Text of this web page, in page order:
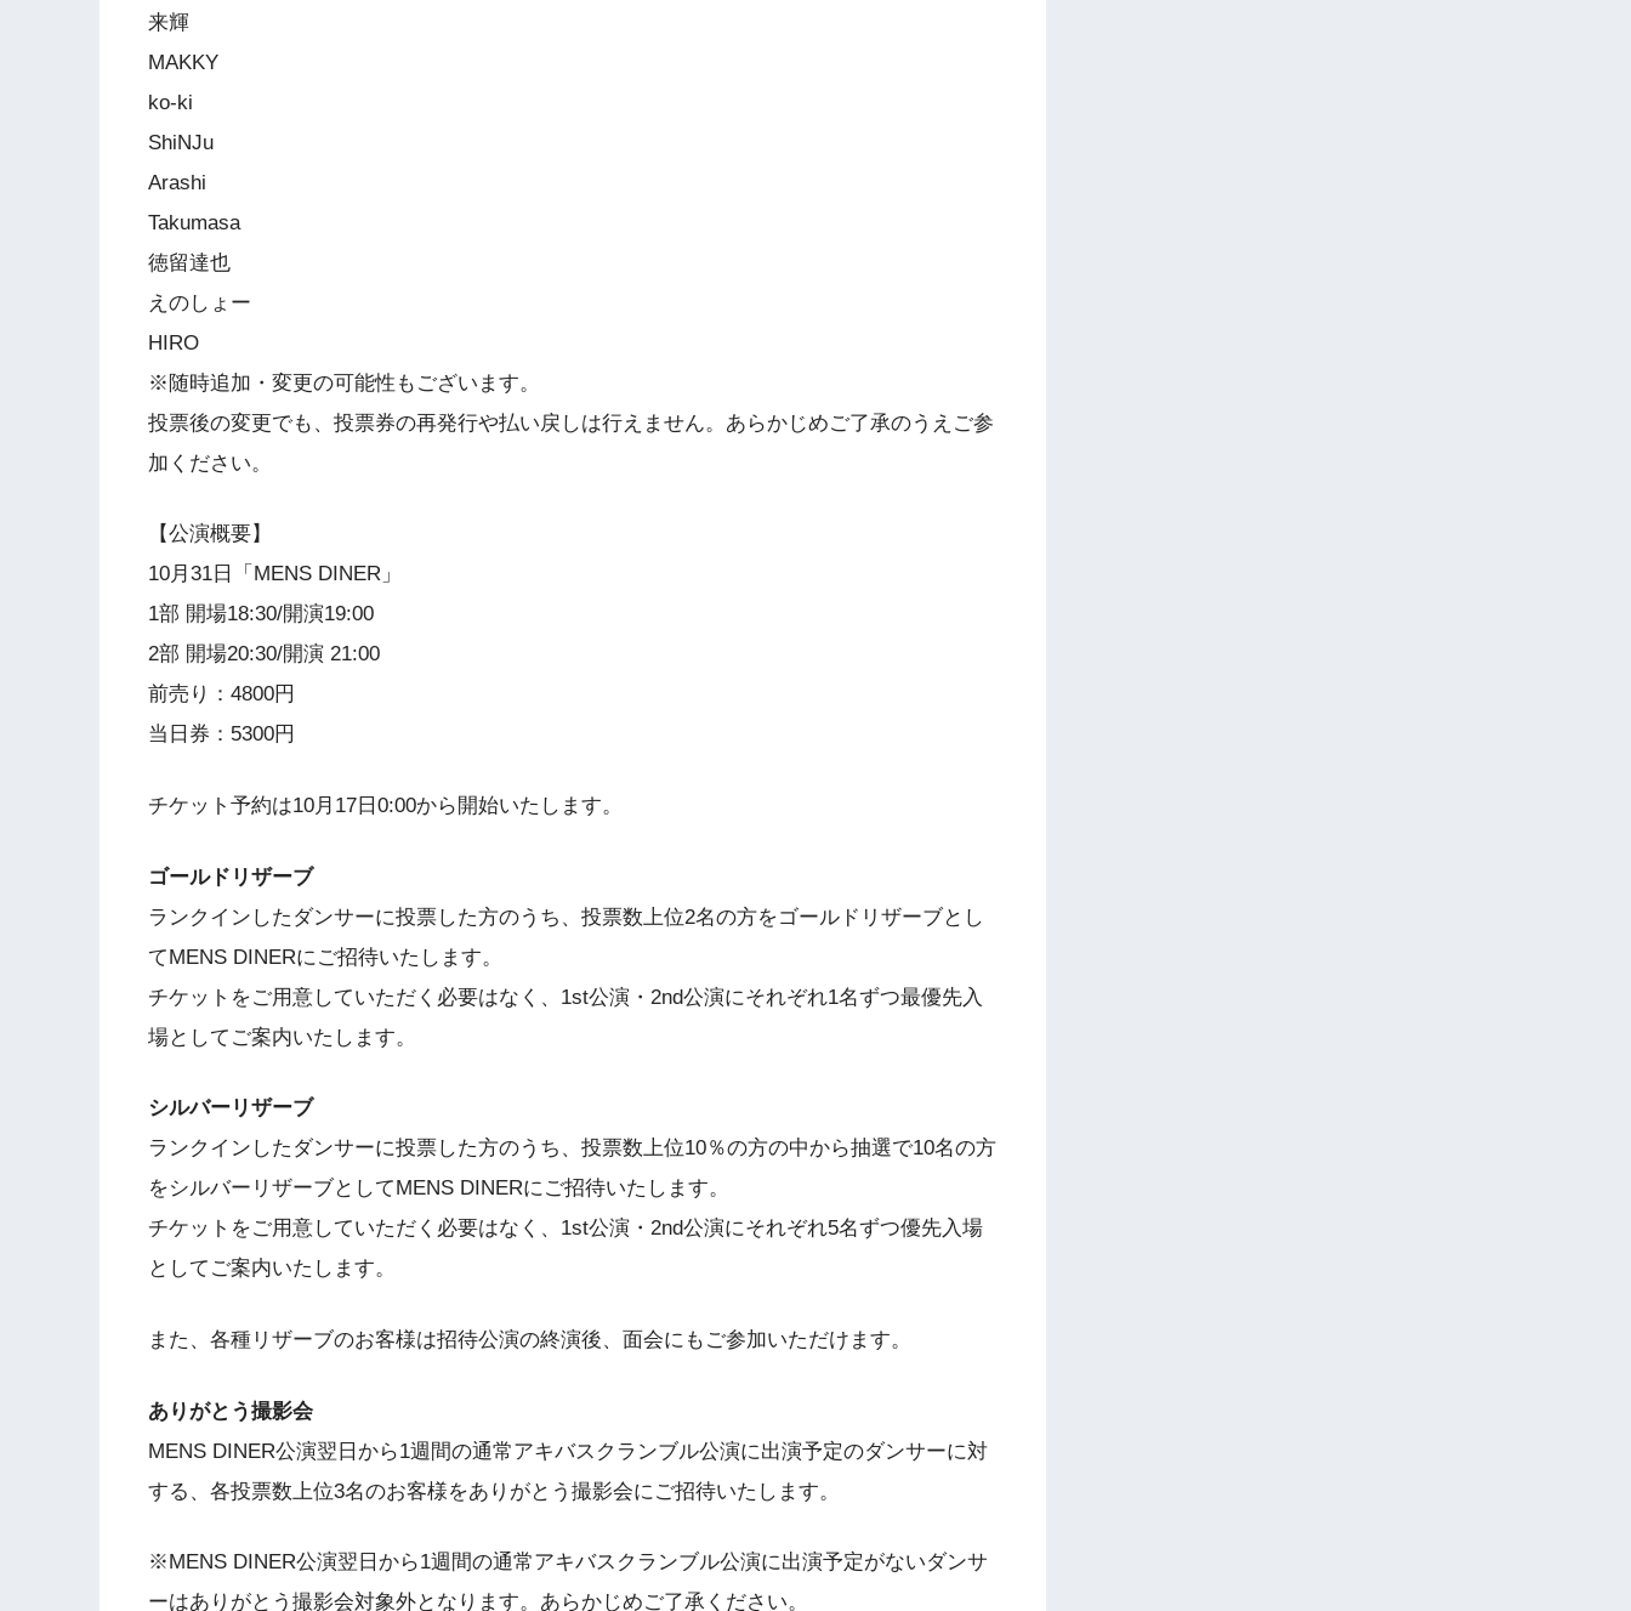
来輝
MAKKY
ko-ki
ShiNJu
Arashi
Takumasa
徳留達也
えのしょー
HIRO
※随時追加・変更の可能性もございます。
投票後の変更でも、投票券の再発行や払い戻しは行えません。あらかじめご了承のうえご参
加ください。
【公演概要】
10月31日「MENS DINER」
1部 開場18:30/開演19:00
2部 開場20:30/開演 21:00
前売り：4800円
当日券：5300円
チケット予約は10月17日0:00から開始いたします。
ゴールドリザーブ
ランクインしたダンサーに投票した方のうち、投票数上位2名の方をゴールドリザーブとし
てMENS DINERにご招待いたします。
チケットをご用意していただく必要はなく、1st公演・2nd公演にそれぞれ1名ずつ最優先入
場としてご案内いたします。
シルバーリザーブ
ランクインしたダンサーに投票した方のうち、投票数上位10％の方の中から抽選で10名の方
をシルバーリザーブとしてMENS DINERにご招待いたします。
チケットをご用意していただく必要はなく、1st公演・2nd公演にそれぞれ5名ずつ優先入場
としてご案内いたします。
また、各種リザーブのお客様は招待公演の終演後、面会にもご参加いただけます。
ありがとう撮影会
MENS DINER公演翌日から1週間の通常アキバスクランブル公演に出演予定のダンサーに対
する、各投票数上位3名のお客様をありがとう撮影会にご招待いたします。
※MENS DINER公演翌日から1週間の通常アキバスクランブル公演に出演予定がないダンサ
ーはありがとう撮影会対象外となります。あらかじめご了承ください。